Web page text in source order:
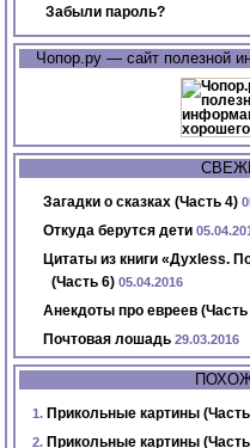
Забыли пароль?
Чопор.ру — сайт полезной
Загадки о сказках (Часть 4)
Откуда берутся дети
Цитаты из книги «Духless.
(Часть 6) 05.04.2016
Анекдоты про евреев (Часть
Почтовая лошадь 29.03.2016
Прикольные картины
Прикольные картины